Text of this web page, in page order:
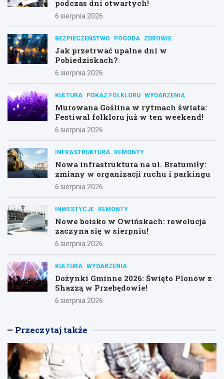
podczas dni otwartych!
6 sierpnia 2026
BEZPIECZEŃSTWO POGODA ZDROWIE
Jak przetrwać upalne dni w
Pobiedziskach?
6 sierpnia 2026
KULTURA POKAZ FOLKLORU WYDARZENIA
Murowana Goślina w rytmach świata:
Festiwal folkloru już w ten weekend!
6 sierpnia 2026
INFRASTRUKTURA REMONTY
Nowa infrastruktura na ul. Bratumiły:
zmiany w organizacji ruchu i parkingu
6 sierpnia 2026
INWESTYCJE REMONTY
Nowe boisko w Owińskach: rewolucja
zaczyna się w sierpniu!
6 sierpnia 2026
KULTURA WYDARZENIA
Dożynki Gminne 2026: Święto Plonów z
Shazzą w Przebędowie!
6 sierpnia 2026
Przeczytaj także